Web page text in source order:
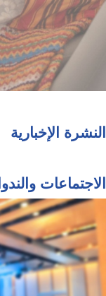
النشرة الإخبارية
الاجتماعات